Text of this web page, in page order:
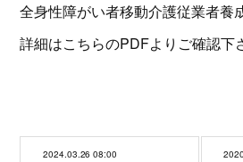
全身性障がい者移動介護従業者養
詳細はこちらのPDFよりご確認下
2024.03.26 08:00